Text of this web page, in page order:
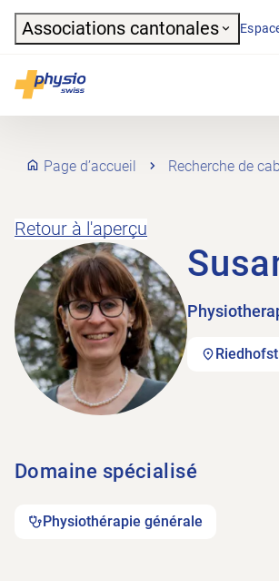
Header
Associations cantonales
Physioswiss
Navigation
Page d’accueil Recherche de
Retour à l'aperçu
Domaine spécialisé
Physiothérapie générale